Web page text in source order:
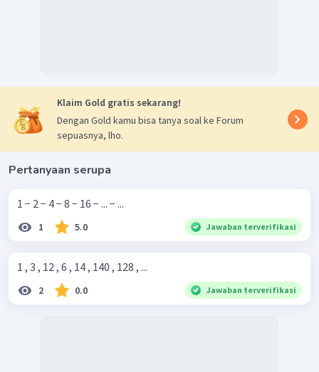
Klaim Gold gratis sekarang!
Dengan Gold kamu bisa tanya soal ke Forum
sepuasnya, lho.
Pertanyaan serupa
1 − 2 − 4 − 8 − 16 − ... − ...
1 5.0 Jawaban terverifikasi
1 , 3 , 12 , 6 , 14 , 140 , 128 , ...
2 0.0 Jawaban terverifikasi